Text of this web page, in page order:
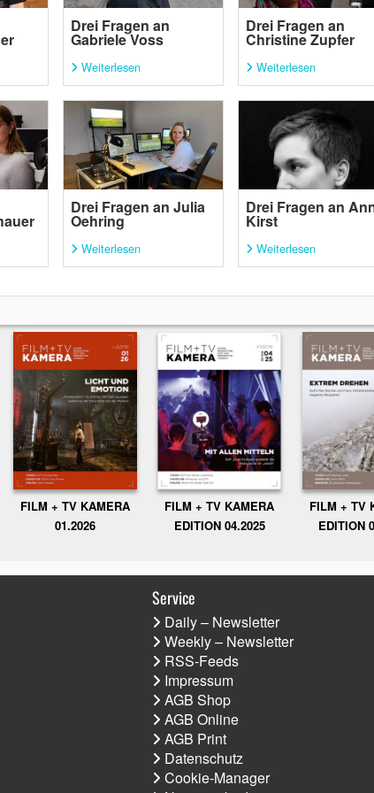
Drei Fragen an
Gabriele Voss
Weiterlesen
Drei Fragen an
Christine Zupfer
Weiterlesen
Drei Fragen an Julia
Oehring
Weiterlesen
Drei Fragen an
Kirst
Weiterlesen
FILM + TV KAMERA
01.2026
FILM + TV KAMERA
EDITION 04.2025
FILM + TV
EDITION
Service
Daily – Newsletter
Weekly – Newsletter
RSS-Feeds
Impressum
AGB Shop
AGB Online
AGB Print
Datenschutz
Cookie-Manager